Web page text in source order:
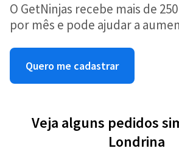
O GetNinjas recebe mais de
por mês e pode ajudar a
Quero me cadastrar
Veja alguns pedidos
Londrina